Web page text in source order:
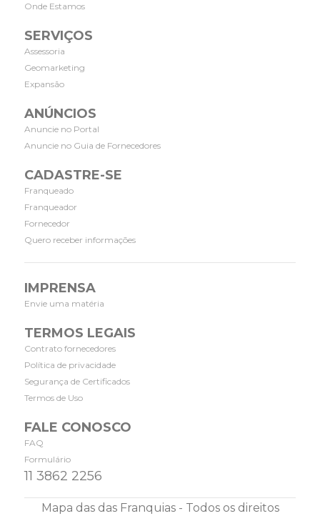
Onde Estamos
SERVIÇOS
Assessoria
Geomarketing
Expansão
ANÚNCIOS
Anuncie no Portal
Anuncie no Guia de Fornecedores
CADASTRE-SE
Franqueado
Franqueador
Fornecedor
Quero receber informações
IMPRENSA
Envie uma matéria
TERMOS LEGAIS
Contrato fornecedores
Política de privacidade
Segurança de Certificados
Termos de Uso
FALE CONOSCO
FAQ
Formulário
11 3862 2256
Mapa das das Franquias - Todos os direitos